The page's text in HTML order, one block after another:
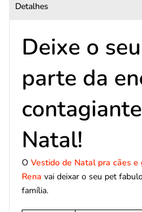
Detalhes
Deixe o
parte da
Natal!
O Vestido de Natal pra cães e
Rena vai deixar o seu pet
família.